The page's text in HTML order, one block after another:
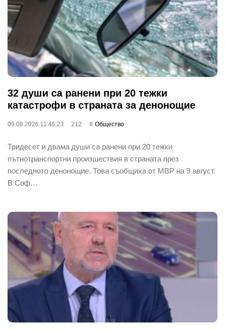
32 души са ранени при 20 тежки
катастрофи в страната за денонощие
09.08.2026 11:46:23 212 Общество
Тридесет и двама души са ранени при 20 тежки
пътнотранспортни произшествия в страната през
последното денонощие. Това съобщиха от МВР на 9 август.
В Соф…